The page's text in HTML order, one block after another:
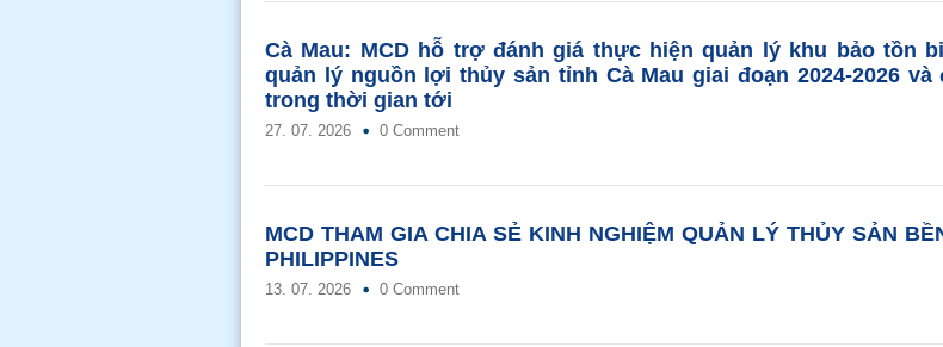
Cà Mau: MCD hỗ trợ đánh giá thực hiện quản lý khu bảo tồn
quản lý nguồn lợi thủy sản tỉnh Cà Mau giai đoạn 2024-2026
trong thời gian tới
27. 07. 2026 0 Comment
MCD THAM GIA CHIA SẺ KINH NGHIỆM QUẢN LÝ THỦY SẢN
PHILIPPINES
13. 07. 2026 0 Comment